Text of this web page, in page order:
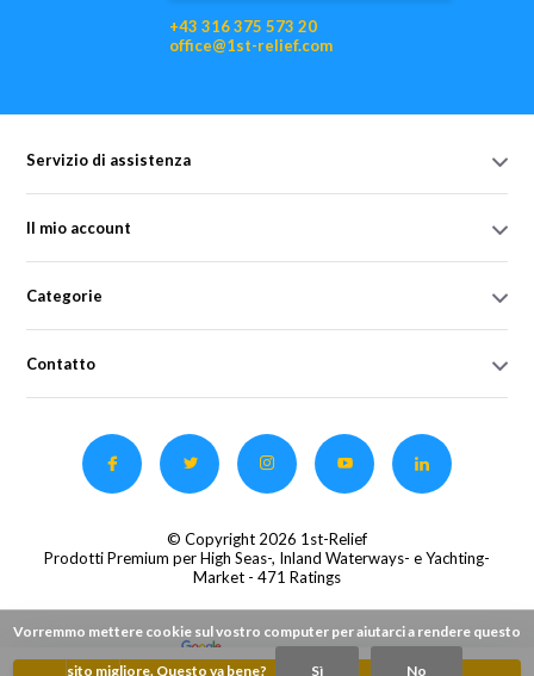
+43 316 375 573 20
office@1st-relief.com
Servizio di assistenza
Il mio account
Categorie
Contatto
© Copyright 2026 1st-Relief
Prodotti Premium per High Seas-, Inland Waterways- e Yachting-
Market - 471 Ratings
Vorremmo mettere cookie sul vostro computer per aiutarci a rendere questo
sito migliore. Questo va bene? Sì No